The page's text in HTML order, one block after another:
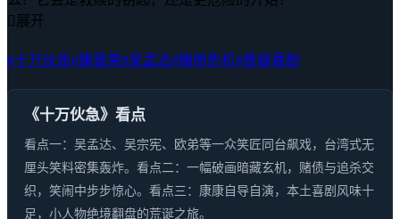
 展开
#十万伙急#康晋荣#吴孟达#赌债危机#悬疑喜剧
《十万伙急》看点
看点一：吴孟达、吴宗宪、欧弟等一众笑匠同台飙戏，台湾式无
厘头笑料密集轰炸。看点二：一幅破画暗藏玄机，赌债与追杀交
织，笑闹中步步惊心。看点三：康康自导自演，本土喜剧风味十
足，小人物绝境翻盘的荒诞之旅。